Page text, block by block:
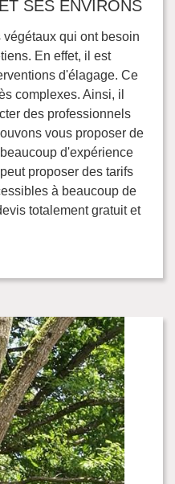
SES ENVIRONS
végétaux qui ont besoin
En effet, il est
d'élagage. Ce
complexes. Ainsi, il
des professionnels
vous proposer de
d'expérience
proposer des tarifs
à beaucoup de
totalement gratuit et